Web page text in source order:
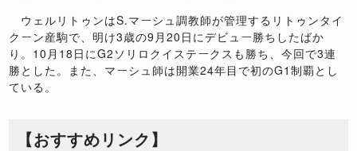
ウェルリトゥンはS.マーシュ調教師が管理するリトゥンタイ
クーン産駒で、明け3歳の9月20日にデビュー勝ちしたばか
り。10月18日にG2ソリロクイステークスも勝ち、今回で3連
勝とした。また、マーシュ師は開業24年目で初のG1制覇とし
ている。
【おすすめリンク】